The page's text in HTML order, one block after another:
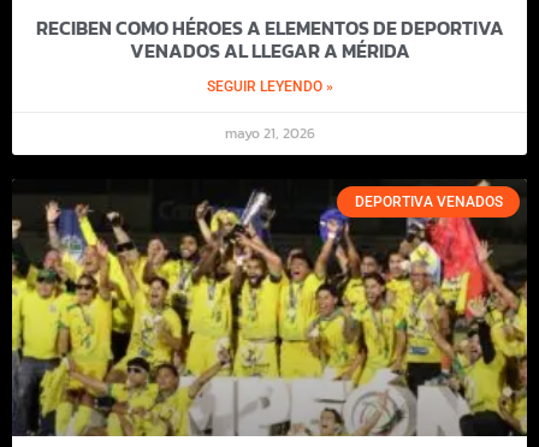
RECIBEN COMO HÉROES A ELEMENTOS DE DEPORTIVA
VENADOS AL LLEGAR A MÉRIDA
SEGUIR LEYENDO »
mayo 21, 2026
DEPORTIVA VENADOS